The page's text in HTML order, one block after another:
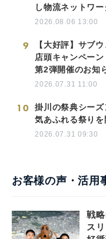
し物流ネットワ
2026.08.06 13:00
9
【大好評】サブ
店頭キャンペーン
第2弾開催のお知
2026.07.31 11:00
10
掛川の祭典シー
気あふれる祭りを
2026.07.31 09:30
お客様の声・活用
戦
ス